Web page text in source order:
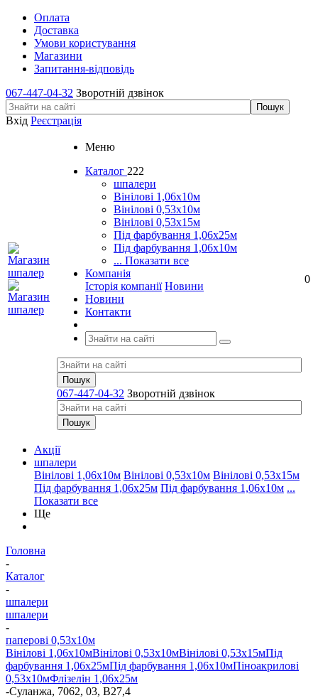
Оплата
Доставка
Умови користування
Магазини
Запитання-відповідь
067-447-04-32 Зворотній дзвінок
Вхід Реєстрація
Меню
Каталог 222
шпалери
Вінілові 1,06х10м
Вінілові 0,53х10м
Вінілові 0,53х15м
Під фарбування 1,06х25м
Під фарбування 1,06х10м
... Показати все
Компанія
Історія компанії Новини
Новини
Контакти
067-447-04-32 Зворотній дзвінок
0
Акції
шпалери
Вінілові 1,06х10м Вінілові 0,53х10м Вінілові 0,53х15м
Під фарбування 1,06х25м Під фарбування 1,06х10м ...
Показати все
Ще
Головна
-
Каталог
-
шпалери
шпалери
-
паперові 0,53х10м
Вінілові 1,06х10мВінілові 0,53х10мВінілові 0,53х15мПід
фарбування 1,06х25мПід фарбування 1,06х10мПіноакрилові
0,53х10мФлізелін 1,06х25м
-Суланжа, 7062, 03, В27,4